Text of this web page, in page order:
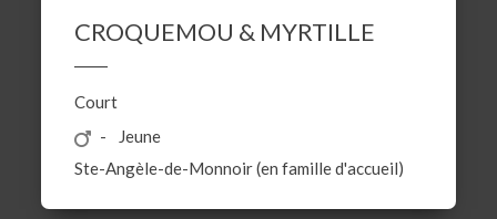
CROQUEMOU & MYRTILLE
Court
Jeune
Ste-Angèle-de-Monnoir (en famille d'accueil)